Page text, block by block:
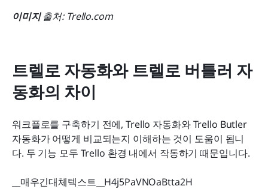
이미지 출처: Trello.com
트렐로 자동화와 트렐로 버틀러 자
동화의 차이
워크플로를 구축하기 전에, Trello 자동화와 Trello Butler
자동화가 어떻게 비교되는지 이해하는 것이 도움이 됩니
다. 두 기능 모두 Trello 환경 내에서 작동하기 때문입니다.
__매우긴대체텍스트__H4j5PaVNOaBtta2H